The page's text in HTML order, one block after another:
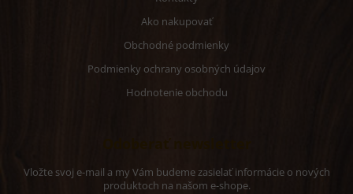
Ako nakupovať
Obchodné podmienky
Podmienky ochrany osobných údajov
Hodnotenie obchodu
Vložte svoj e-mail a my Vám budeme zasielať informácie o nových
produktoch na našom e-shope.